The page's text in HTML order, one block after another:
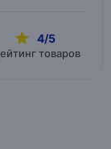
4/5
товаров